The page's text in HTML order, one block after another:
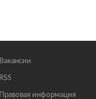
Вакансии
RSS
Правовая информация